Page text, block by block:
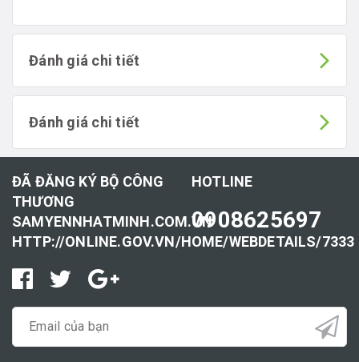
Đánh giá chi tiết
Đánh giá chi tiết
ĐÃ ĐĂNG KÝ BỘ CÔNG
THƯƠNG
SAMYENNHATMINH.COM.VN
HTTP://ONLINE.GOV.VN/HOME/WEBDETAILS/7333
HOTLINE
0908625697